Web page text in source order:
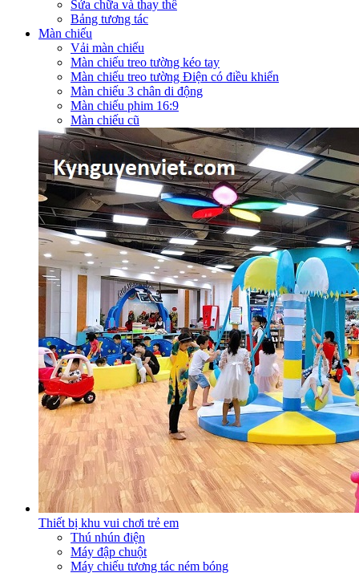
Sửa chữa và thay thế
Bảng tương tác
Màn chiếu
Vải màn chiếu
Màn chiếu treo tường kéo tay
Màn chiếu treo tường Điện có điều khiển
Màn chiếu 3 chân di động
Màn chiếu phim 16:9
Màn chiếu cũ
Thiết bị khu vui chơi trẻ em
Thú nhún điện
Máy đập chuột
Máy chiếu tương tác ném bóng